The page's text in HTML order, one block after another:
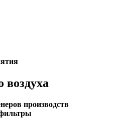
производств